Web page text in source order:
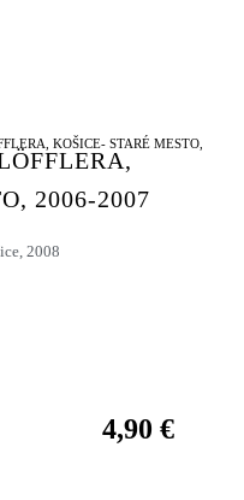
KOŠICE- STARÉ MESTO,
2006-2007
2008
4,90 €